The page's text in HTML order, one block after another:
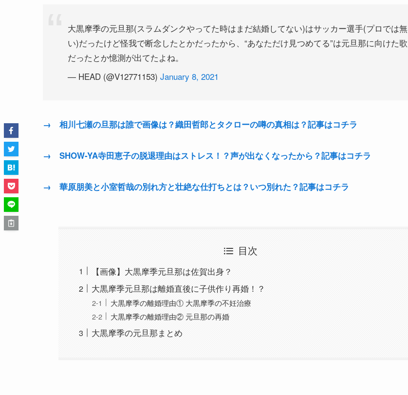
大黒摩季の元旦那(スラムダンクやってた時はまだ結婚してない)はサッカー選手(プロでは無
い)だったけど怪我で断念したとかだったから、“あなただけ見つめてる”は元旦那に向けた歌
だったとか憶測が出てたよね。
— HEAD (@V12771153) January 8, 2021
→ 相川七瀬の旦那は誰で画像は？織田哲郎とタクローの噂の真相は？記事はコチラ
→ SHOW-YA寺田恵子の脱退理由はストレス！？声が出なくなったから？記事はコチラ
→ 華原朋美と小室哲哉の別れ方と壮絶な仕打ちとは？いつ別れた？記事はコチラ
目次
【画像】大黒摩季元旦那は佐賀出身？
大黒摩季元旦那は離婚直後に子供作り再婚！？
大黒摩季の離婚理由① 大黒摩季の不妊治療
大黒摩季の離婚理由② 元旦那の再婚
大黒摩季の元旦那まとめ